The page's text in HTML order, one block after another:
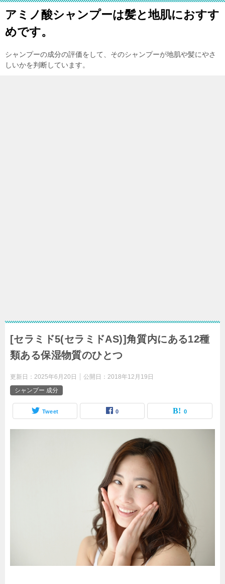
アミノ酸シャンプーは髪と地肌におすす
めです。
シャンプーの成分の評価をして、そのシャンプーが地肌や髪にやさ
しいかを判断しています。
[セラミド5(セラミドAS)]角質内にある12種
類ある保湿物質のひとつ
更新日： 2025年6月20日 公開日： 2018年12月19日
シャンプー 成分
Tweet 0 0